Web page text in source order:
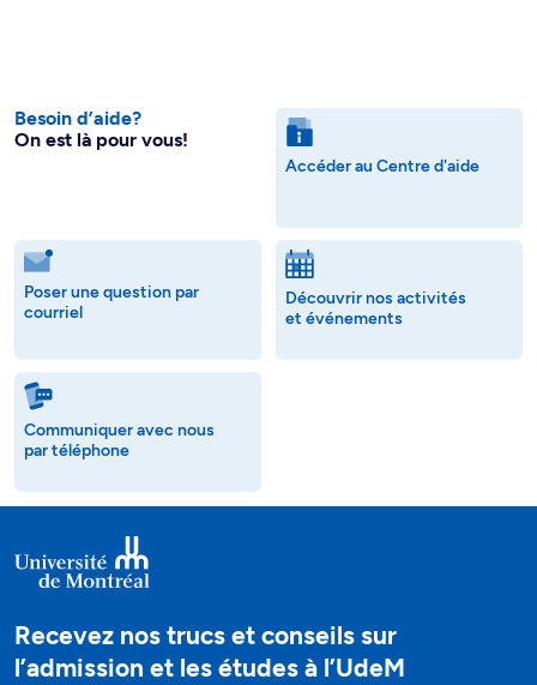
Besoin d’aide?
On est là pour vous!
Accéder au Centre d'aide
Poser une question par
courriel
Découvrir nos activités
et événements
Communiquer avec nous
par téléphone
Recevez nos trucs et conseils sur
l’admission et les études à l’UdeM